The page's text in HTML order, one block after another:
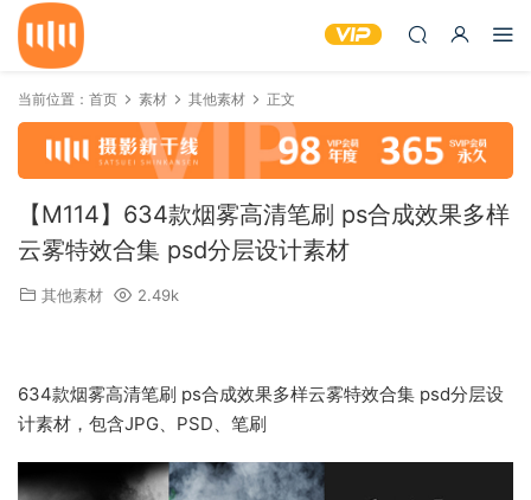
当前位置： 首页 素材 其他素材 正文
【M114】634款烟雾高清笔刷 ps合成效果多样
云雾特效合集 psd分层设计素材
其他素材 2.49k
634款烟雾高清笔刷 ps合成效果多样云雾特效合集 psd分层设
计素材，包含JPG、PSD、笔刷